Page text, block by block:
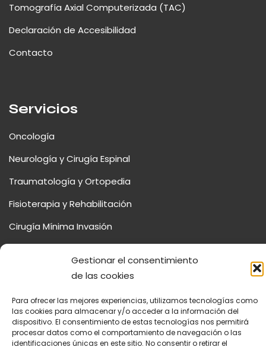
Gestionar el consentimiento
de las cookies
Para ofrecer las mejores experiencias, utilizamos tecnologías como
las cookies para almacenar y/o acceder a la información del
dispositivo. El consentimiento de estas tecnologías nos permitirá
procesar datos como el comportamiento de navegación o las
identificaciones únicas en este sitio. No consentir o retirar el
Tomografía Axial Computerizada (TAC)
Declaración de Accesibilidad
Contacto
Servicios
Oncología
Neurología y Cirugía Espinal
Traumatología y Ortopedia
Fisioterapia y Rehabilitación
Cirugía Mínima Invasión
© 2026 Centro Veterinario La Salle. |Diseñado porDigidisa
Aviso Legal Política de Cookies Política de Privacidad